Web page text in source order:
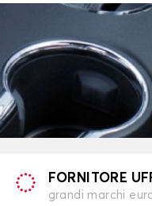
FORNITORE
grandi marchi